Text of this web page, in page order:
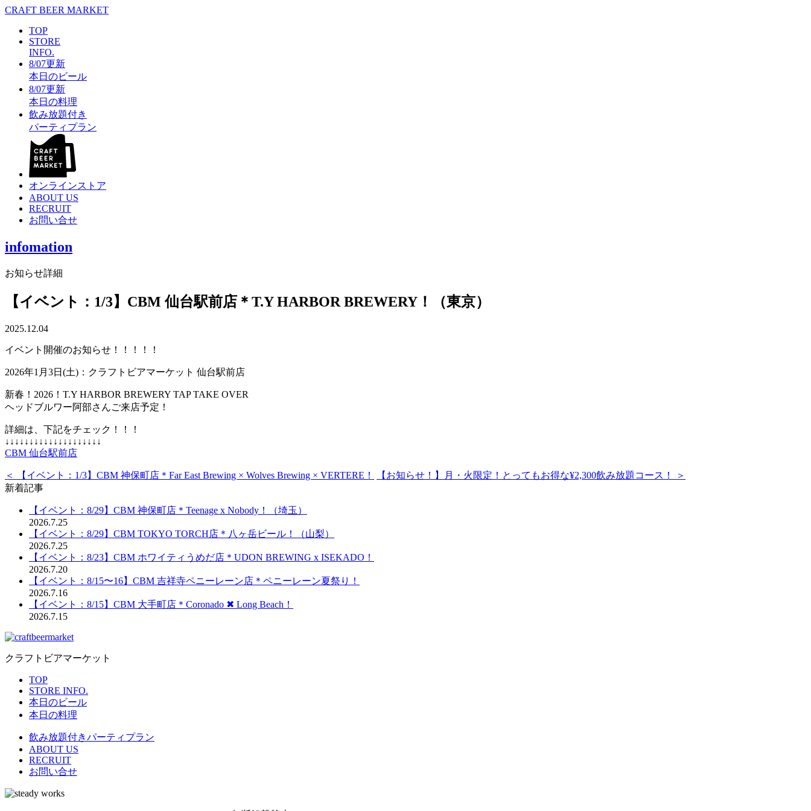
CRAFT BEER MARKET
TOP
STORE
INFO.
8/07更新
本日のビール
8/07更新
本日の料理
飲み放題付き
パーティプラン
オンラインストア
ABOUT US
RECRUIT
お問い合せ
infomation
お知らせ詳細
【イベント：1/3】CBM 仙台駅前店＊T.Y HARBOR BREWERY！（東京）
2025.12.04
イベント開催のお知らせ！！！！！
2026年1月3日(土)：クラフトビアマーケット 仙台駅前店
新春！2026！T.Y HARBOR BREWERY TAP TAKE OVER
ヘッドブルワー阿部さんご来店予定！
詳細は、下記をチェック！！！
↓↓↓↓↓↓↓↓↓↓↓↓↓↓↓↓↓↓↓↓
CBM 仙台駅前店
＜ 【イベント：1/3】CBM 神保町店＊Far East Brewing × Wolves Brewing × VERTERE！
【お知らせ！】月・火限定！とってもお得な¥2,300飲み放題コース！ ＞
新着記事
【イベント：8/29】CBM 神保町店＊Teenage x Nobody！（埼玉）
2026.7.25
【イベント：8/29】CBM TOKYO TORCH店＊八ヶ岳ビール！（山梨）
2026.7.25
【イベント：8/23】CBM ホワイティうめだ店＊UDON BREWING x ISEKADO！
2026.7.20
【イベント：8/15〜16】CBM 吉祥寺ペニーレーン店＊ペニーレーン夏祭り！
2026.7.16
【イベント：8/15】CBM 大手町店＊Coronado ✖︎ Long Beach！
2026.7.15
クラフトビアマーケット
TOP
STORE INFO.
本日のビール
本日の料理
飲み放題付きパーティプラン
ABOUT US
RECRUIT
お問い合せ